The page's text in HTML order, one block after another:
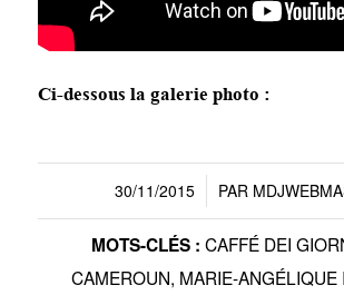
Ci-dessous la galerie photo :
30/11/2015
/ PAR
MOTS-CLÉS : CAFFÉ DEI
CAMEROUN, MARIE-ANGÉLIQUE